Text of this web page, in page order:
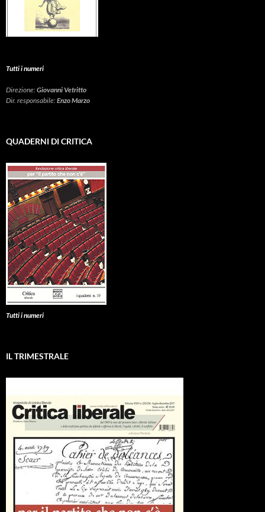
Tutti i numeri
Direzione:Giovanni Vetritto
Dir. responsabile:Enzo Marzo
QUADERNI DI CRITICA
Tutti i numeri
IL TRIMESTRALE